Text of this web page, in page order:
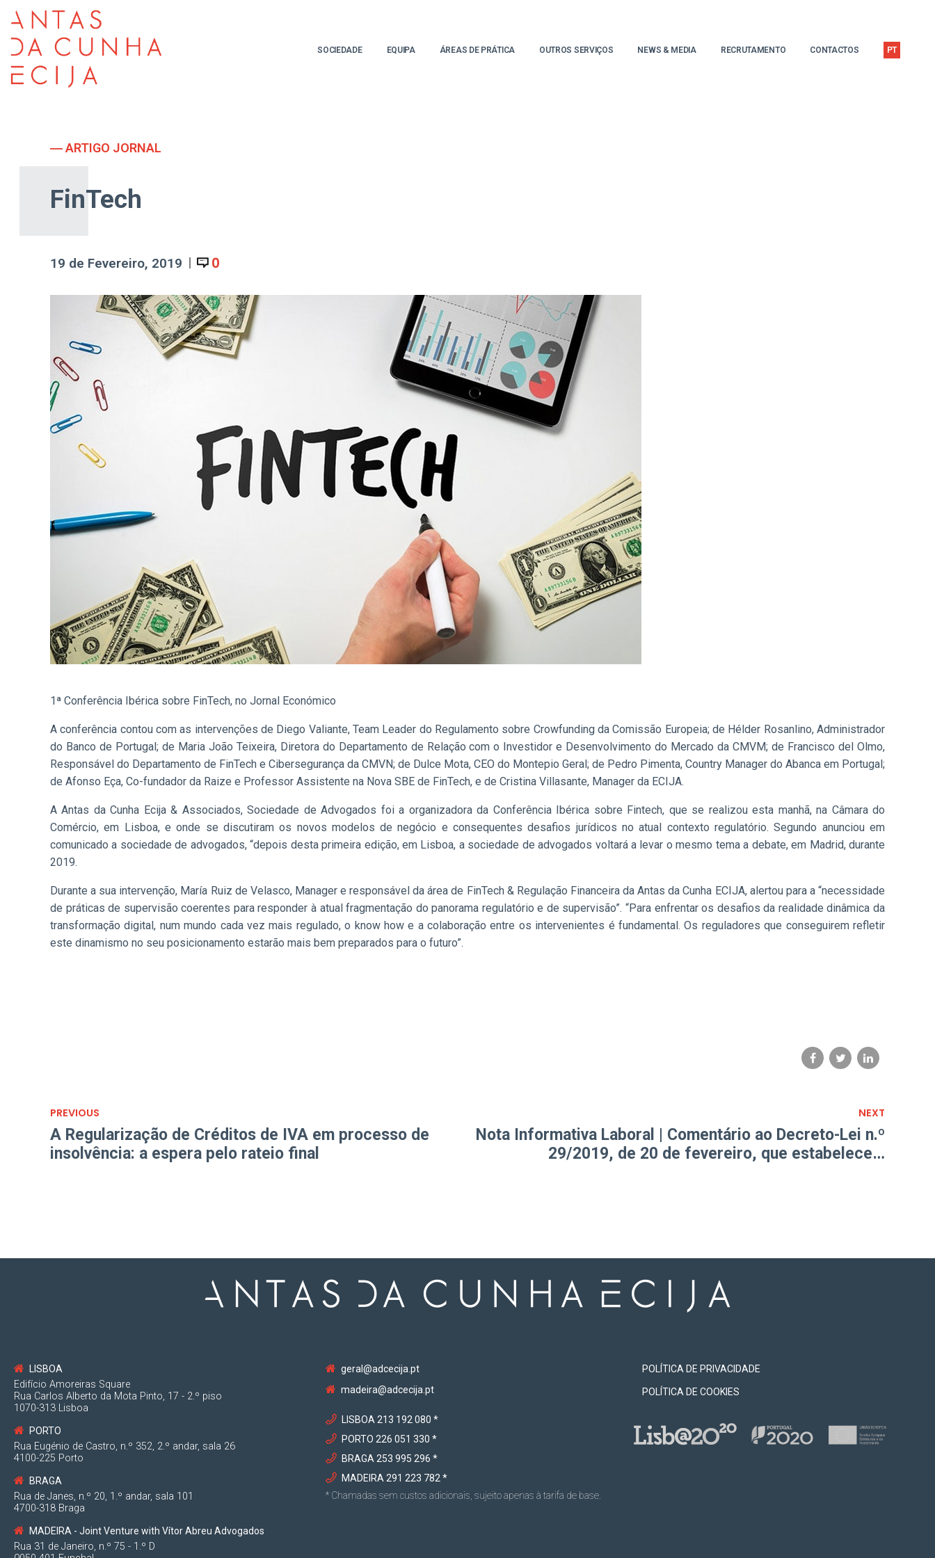
SOCIEDADE EQUIPA ÁREAS DE PRÁTICA OUTROS SERVIÇOS NEWS & MEDIA RECRUTAMENTO CONTACTOS PT
― ARTIGO JORNAL
FinTech
19 de Fevereiro, 2019 0
1ª Conferência Ibérica sobre FinTech, no Jornal Económico
A conferência contou com as intervenções de Diego Valiante, Team Leader do Regulamento sobre Crowfunding da Comissão Europeia; de Hélder Rosanlino, Administrador
do Banco de Portugal; de Maria João Teixeira, Diretora do Departamento de Relação com o Investidor e Desenvolvimento do Mercado da CMVM; de Francisco del Olmo,
Responsável do Departamento de FinTech e Cibersegurança da CMVN; de Dulce Mota, CEO do Montepio Geral; de Pedro Pimenta, Country Manager do Abanca em Portugal;
de Afonso Eça, Co-fundador da Raize e Professor Assistente na Nova SBE de FinTech, e de Cristina Villasante, Manager da ECIJA.
A Antas da Cunha Ecija & Associados, Sociedade de Advogados foi a organizadora da Conferência Ibérica sobre Fintech, que se realizou esta manhã, na Câmara do
Comércio, em Lisboa, e onde se discutiram os novos modelos de negócio e consequentes desafios jurídicos no atual contexto regulatório. Segundo anunciou em
comunicado a sociedade de advogados, “depois desta primeira edição, em Lisboa, a sociedade de advogados voltará a levar o mesmo tema a debate, em Madrid, durante
2019.
Durante a sua intervenção, María Ruiz de Velasco, Manager e responsável da área de FinTech & Regulação Financeira da Antas da Cunha ECIJA, alertou para a “necessidade
de práticas de supervisão coerentes para responder à atual fragmentação do panorama regulatório e de supervisão”. “Para enfrentar os desafios da realidade dinâmica da
transformação digital, num mundo cada vez mais regulado, o know how e a colaboração entre os intervenientes é fundamental. Os reguladores que conseguirem refletir
este dinamismo no seu posicionamento estarão mais bem preparados para o futuro”.
PREVIOUS
A Regularização de Créditos de IVA em processo de
insolvência: a espera pelo rateio final
NEXT
Nota Informativa Laboral | Comentário ao Decreto-Lei n.º
29/2019, de 20 de fevereiro, que estabelece a
LISBOA
Edifício Amoreiras Square
Rua Carlos Alberto da Mota Pinto, 17 - 2.º piso
1070-313 Lisboa
PORTO
Rua Eugénio de Castro, n.º 352, 2.º andar, sala 26
4100-225 Porto
BRAGA
Rua de Janes, n.º 20, 1.º andar, sala 101
4700-318 Braga
MADEIRA - Joint Venture with Vítor Abreu Advogados
Rua 31 de Janeiro, n.º 75 - 1.º D
geral@adcecija.pt
madeira@adcecija.pt
LISBOA 213 192 080 *
PORTO 226 051 330 *
BRAGA 253 995 296 *
MADEIRA 291 223 782 *
* Chamadas sem custos adicionais, sujeito apenas à tarifa de base.
POLÍTICA DE PRIVACIDADE
POLÍTICA DE COOKIES